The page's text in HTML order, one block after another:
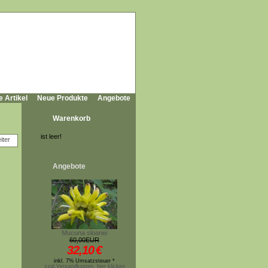
Artikel Neue Produkte Angebote
Warenkorb
ist leer!
Angebote
Mucuna sloanei
60,00EUR
32,10€
inkl. 7% Umsatzsteuer *
zzgl.Versandkosten, hier klicken